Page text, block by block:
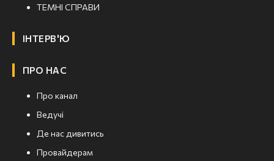
ТЕМНІ СПРАВИ
ІНТЕРВ'Ю
ПРО НАС
Про канал
Ведучі
Де нас дивитись
Провайдерам